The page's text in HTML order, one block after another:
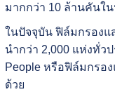
มากกว่า 10 ล้านคันใน
ในปัจจุบัน ฟิล์มกรองแ
นำกว่า 2,000 แห่งทั่ว
People หรือฟิล์มกรอง
ด้วย